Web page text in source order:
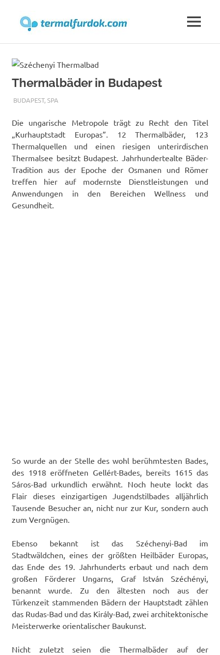
Thermen
Heilbäder,
Wellness,
Spa
und
Reisemagazin
MENU
Thermalbäder in Budapest
TERMALFURDOK.COM
BUDAPEST,SPA
Die ungarische Metropole trägt zu Recht den Titel
„Kurhauptstadt Europas”. 12 Thermalbäder, 123
Thermalquellen und einen riesigen unterirdischen
Thermalsee besitzt Budapest.
Jahrhundertealte Bäder-
Tradition aus der Epoche der Osmanen und Römer
treffen hier auf modernste Dienstleistungen und
Anwendungen in den Bereichen Wellness und
Gesundheit.
So wurde an der Stelle des wohl berühmtesten Bades,
des 1918 eröffneten Gellért-Bades, bereits 1615 das
Sáros-Bad urkundlich erwähnt. Noch heute lockt das
Flair dieses einzigartigen Jugendstilbades alljährlich
Tausende Besucher an, nicht nur zur Kur, sondern auch
zum Vergnügen.
Ebenso bekannt ist das Széchenyi-Bad im
Stadtwäldchen, eines der größten Heilbäder Europas,
das Ende des 19. Jahrhunderts erbaut und nach dem
großen Förderer Ungarns, Graf István Széchényi,
benannt wurde. Zu den ältesten noch aus der
Türkenzeit stammenden Bädern der Hauptstadt zählen
das Rudas-Bad und das Király-Bad, zwei architektonische
Meisterwerke orientalischer Baukunst.
Nicht zuletzt seien die Thermalbäder auf der